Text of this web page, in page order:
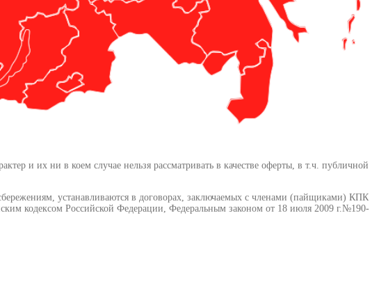
и их ни в коем случае нельзя рассматривать в качестве оферты, в т.ч. публичной
устанавливаются в договорах, заключаемых с членами (пайщиками) КПК
кодексом Российской Федерации, Федеральным законом от 18 июля 2009 г.№190-